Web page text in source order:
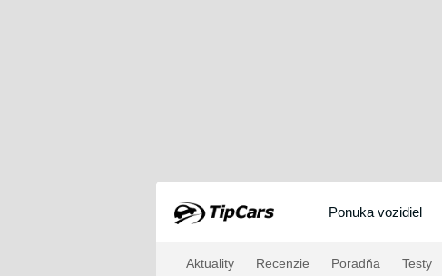
Ponuka vozidiel
Aktuality Recenzie Poradňa Testy